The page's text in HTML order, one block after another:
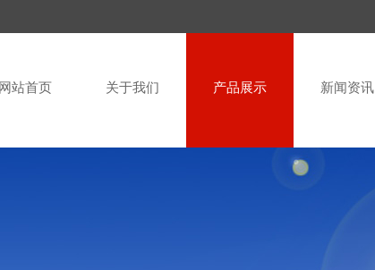
网站首页 关于我们 产品展示 新闻资讯